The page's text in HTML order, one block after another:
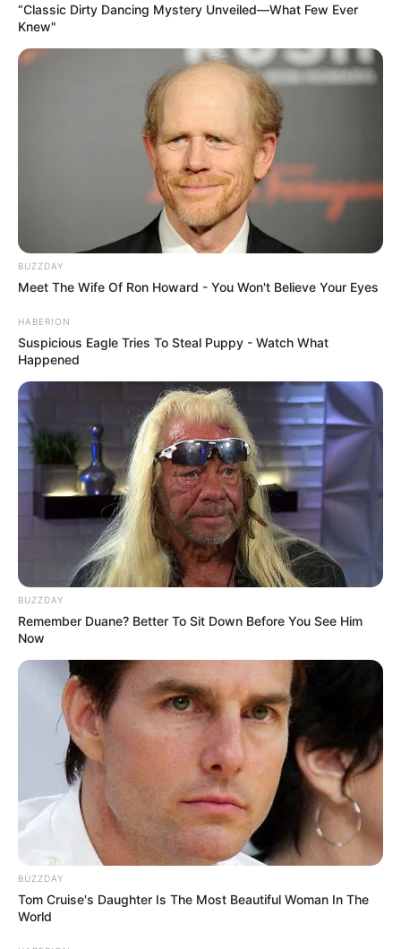
“Classic Dirty Dancing Mystery Unveiled—What Few Ever
Knew"
BUZZDAY
Meet The Wife Of Ron Howard - You Won't Believe Your Eyes
HABERION
Suspicious Eagle Tries To Steal Puppy - Watch What
Happened
BUZZDAY
Remember Duane? Better To Sit Down Before You See Him
Now
BUZZDAY
Tom Cruise's Daughter Is The Most Beautiful Woman In The
World